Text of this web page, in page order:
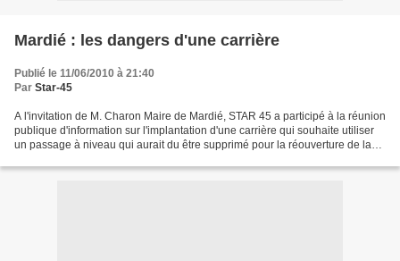
Mardié : les dangers d'une carrière
Publié le 11/06/2010 à 21:40
Par Star-45
A l'invitation de M. Charon Maire de Mardié, STAR 45 a participé à la réunion
publique d'information sur l'implantation d'une carrière qui souhaite utiliser
un passage à niveau qui aurait du être supprimé pour la réouverture de la